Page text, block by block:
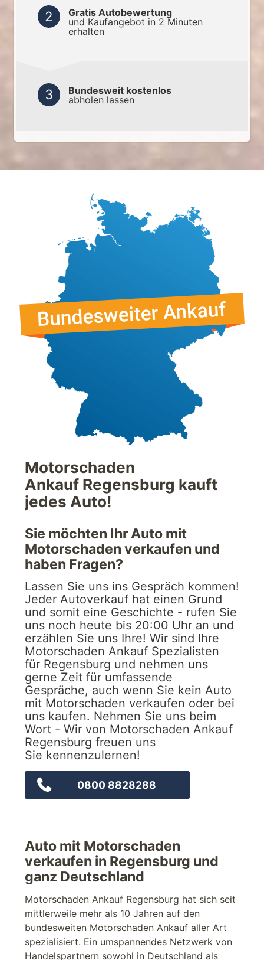
Gratis Autobewertung
und Kaufangebot in 2 Minuten
erhalten
Bundesweit kostenlos
abholen lassen
Motorschaden
Ankauf Regensburg kauft
jedes Auto!
Sie möchten Ihr Auto mit
Motorschaden verkaufen und
haben Fragen?
Lassen Sie uns ins Gespräch kommen!
Jeder Autoverkauf hat einen Grund
und somit eine Geschichte - rufen Sie
uns noch heute bis 20:00 Uhr an und
erzählen Sie uns Ihre! Wir sind Ihre
Motorschaden Ankauf Spezialisten
für Regensburg und nehmen uns
gerne Zeit für umfassende
Gespräche, auch wenn Sie kein Auto
mit Motorschaden verkaufen oder bei
uns kaufen. Nehmen Sie uns beim
Wort - Wir von Motorschaden Ankauf
Regensburg freuen uns
Sie kennenzulernen!
0800 8828288
Auto mit Motorschaden
verkaufen in Regensburg und
ganz Deutschland
Motorschaden Ankauf Regensburg hat sich seit
mittlerweile mehr als 10 Jahren auf den
bundesweiten Motorschaden Ankauf aller Art
spezialisiert. Ein umspannendes Netzwerk von
Handelspartnern sowohl in Deutschland als